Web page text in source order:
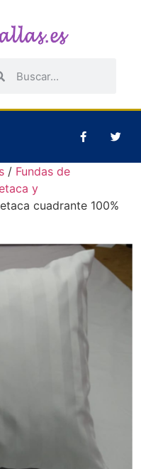
/ Fundas de
y
cuadrante 100%